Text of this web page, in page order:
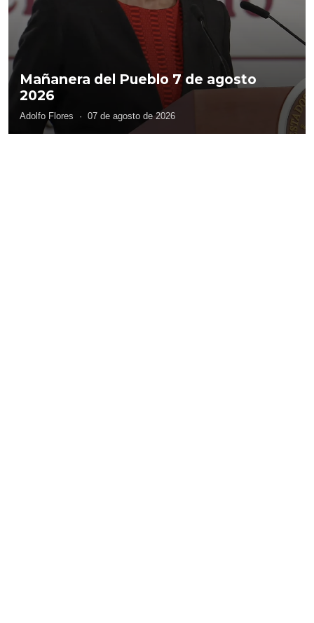
Mañanera del Pueblo 7 de agosto
2026
Adolfo Flores · 07 de agosto de 2026